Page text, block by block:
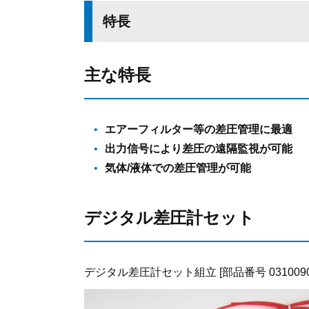
特長
主な特長
エアーフィルター等の差圧管理に最適
出力信号により差圧の遠隔監視が可能
気体/液体での差圧管理が可能
デジタル差圧計セット
デジタル差圧計セット組立 [部品番号